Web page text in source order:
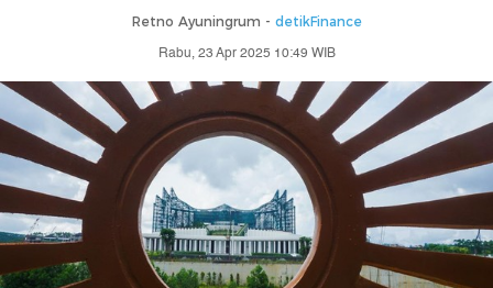
Retno Ayuningrum - detikFinance
Rabu, 23 Apr 2025 10:49 WIB